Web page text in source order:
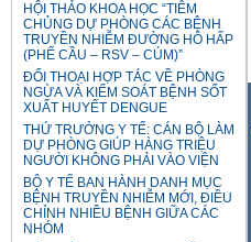
HỘI THẢO KHOA HỌC “TIÊM
CHỦNG DỰ PHÒNG CÁC BỆNH
TRUYỀN NHIỄM ĐƯỜNG HÔ HẤP
(PHẾ CẦU – RSV – CÚM)”
ĐỐI THOẠI HỢP TÁC VỀ PHÒNG
NGỪA VÀ KIỂM SOÁT BỆNH SỐT
XUẤT HUYẾT DENGUE
THỨ TRƯỞNG Y TẾ: CÁN BỘ LÀM
DỰ PHÒNG GIÚP HÀNG TRIỆU
NGƯỜI KHÔNG PHẢI VÀO VIỆN
BỘ Y TẾ BAN HÀNH DANH MỤC
BỆNH TRUYỀN NHIỄM MỚI, ĐIỀU
CHỈNH NHIỀU BỆNH GIỮA CÁC
NHÓM